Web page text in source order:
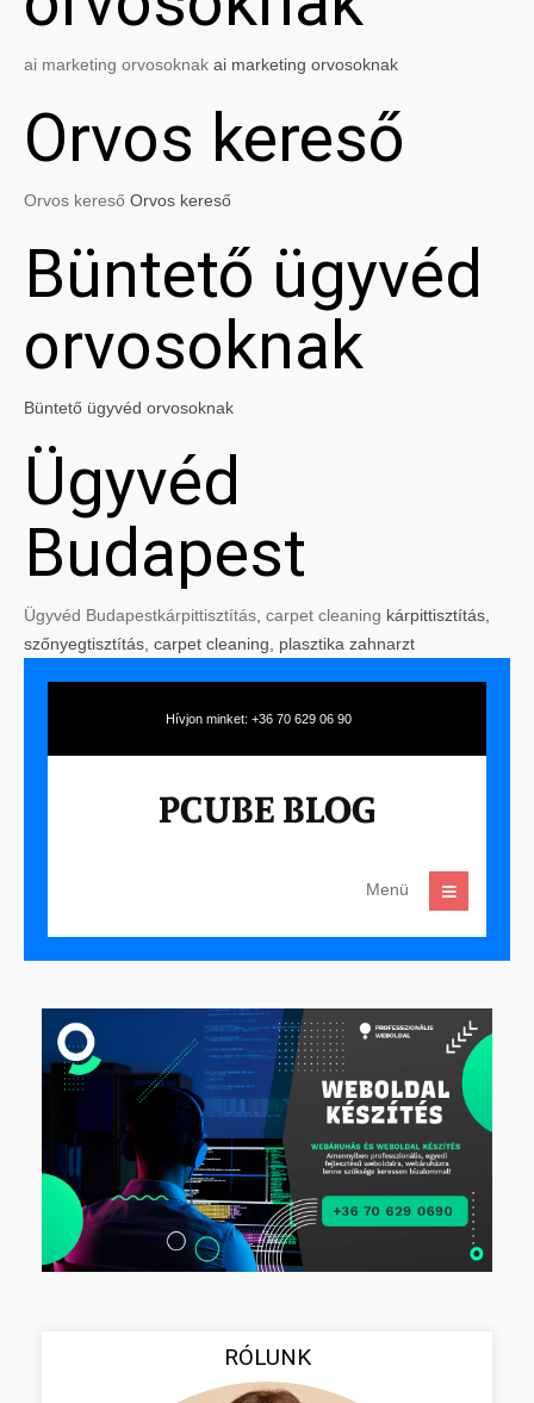
ai marketing orvosoknak ai marketing orvosoknak
Orvos kereső
Orvos kereső Orvos kereső
Büntető ügyvéd
orvosoknak
Büntető ügyvéd orvosoknak
Ügyvéd
Budapest
Ügyvéd Budapestkárpittisztítás carpet cleaning kárpittisztítás,
szőnyegtisztítás, carpet cleaning, plasztika zahnarzt
Hívjon minket: +36 70 629 06 90
Menü
RÓLUNK